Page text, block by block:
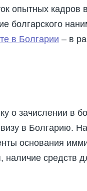
опытных кадров
болгарского
в Болгарии – в
о зачислении в
в Болгарию.
основания
наличие средств